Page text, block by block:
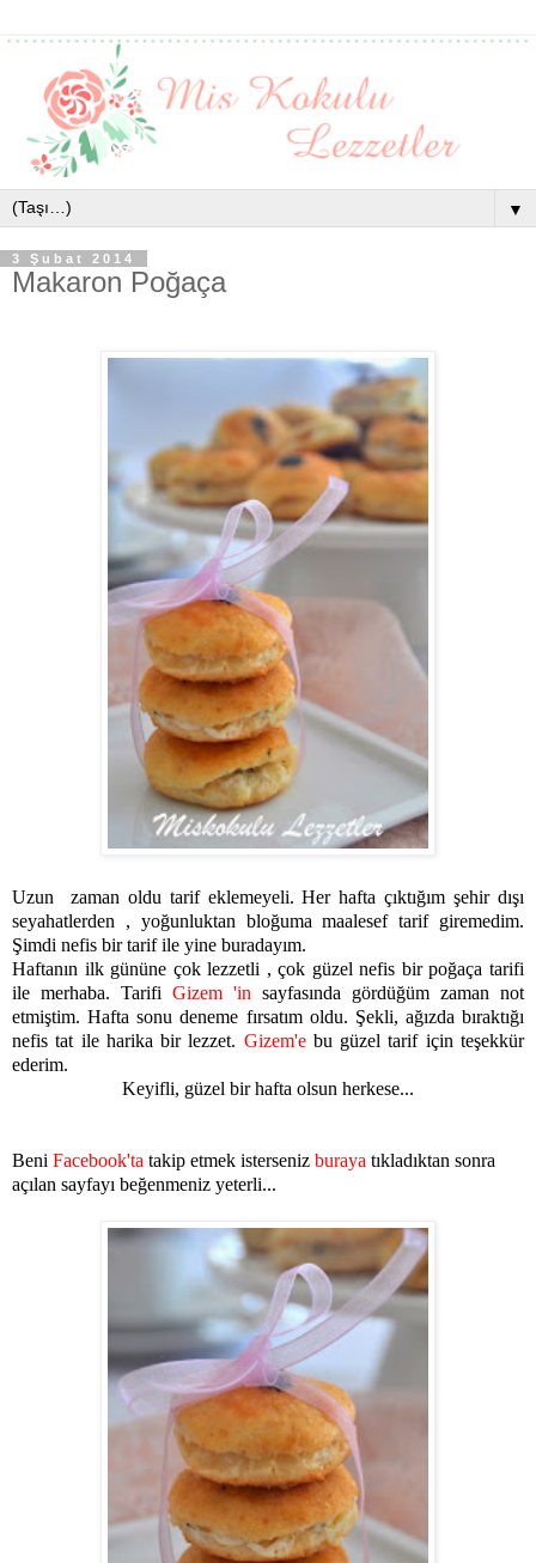
▼
3 Şubat 2014
Makaron Poğaça
Uzun zaman oldu tarif eklemeyeli. Her hafta çıktığım şehir dışı
seyahatlerden , yoğunluktan bloğuma maalesef tarif giremedim.
Şimdi nefis bir tarif ile yine buradayım.
Haftanın ilk gününe çok lezzetli , çok güzel nefis bir poğaça tarifi
ile merhaba. Tarifi Gizem 'in sayfasında gördüğüm zaman not
etmiştim. Hafta sonu deneme fırsatım oldu. Şekli, ağızda bıraktığı
nefis tat ile harika bir lezzet. Gizem'ebu güzel tarif için teşekkür
ederim.
Keyifli, güzel bir hafta olsun herkese...
Beni Facebook'ta takip etmek isterseniz buraya tıkladıktan sonra
açılan sayfayı beğenmeniz yeterli...